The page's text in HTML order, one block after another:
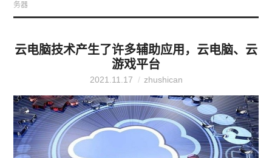
务器
云电脑技术产生了许多辅助应用，云电脑、云
游戏平台
2021.11.17 zhushican